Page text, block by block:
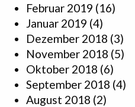
Februar 2019 (16)
Januar 2019 (4)
Dezember 2018 (3)
November 2018 (5)
Oktober 2018 (6)
September 2018 (4)
August 2018 (2)